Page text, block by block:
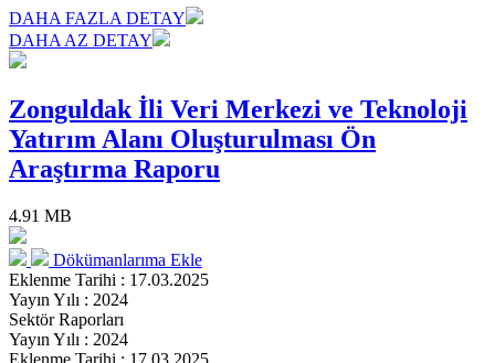
DAHA FAZLA DETAY
DAHA AZ DETAY
Zonguldak İli Veri Merkezi ve Teknoloji
Yatırım Alanı Oluşturulması Ön
Araştırma Raporu
4.91 MB
Dökümanlarıma Ekle
Eklenme Tarihi : 17.03.2025
Yayın Yılı : 2024
Sektör Raporları
Yayın Yılı : 2024
Eklenme Tarihi : 17.03.2025